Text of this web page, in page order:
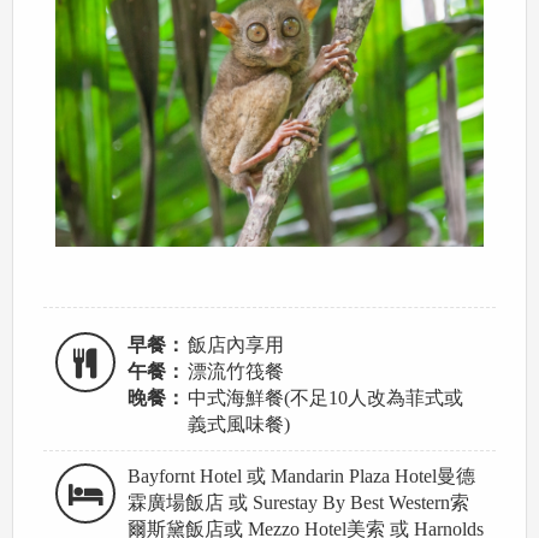
早餐： 飯店內享用
午餐： 漂流竹筏餐
晚餐： 中式海鮮餐(不足10人改為菲式或
義式風味餐)
Bayfornt Hotel 或 Mandarin Plaza Hotel曼德
霖廣場飯店 或 Surestay By Best Western索
爾斯黛飯店或 Mezzo Hotel美索 或 Harnolds